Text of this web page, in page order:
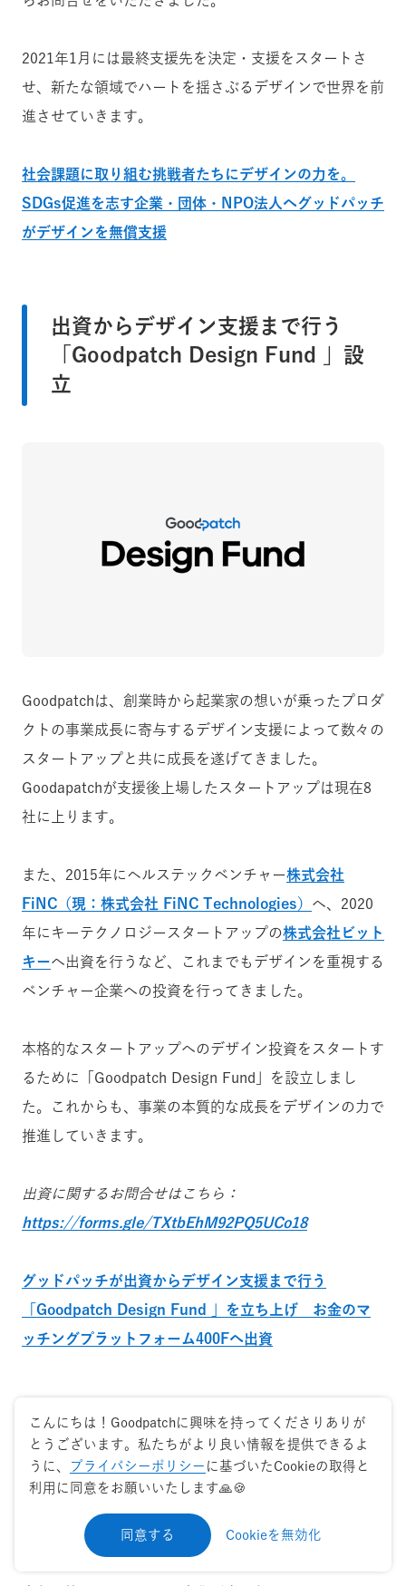
2021年1月には最終支援先を決定・支援をスタートさ
せ、新たな領域でハートを揺さぶるデザインで世界を前
進させていきます。
社会課題に取り組む挑戦者たちにデザインの力を。
SDGs促進を志す企業・団体・NPO法人へグッドパッチ
がデザインを無償支援
出資からデザイン支援まで行う
「Goodpatch Design Fund 」設
立
Goodpatchは、創業時から起業家の想いが乗ったプロダ
クトの事業成長に寄与するデザイン支援によって数々の
スタートアップと共に成長を遂げてきました。
Goodapatchが支援後上場したスタートアップは現在8
社に上ります。
また、2015年にヘルステックベンチャー株式会社
FiNC（現：株式会社 FiNC Technologies） へ、2020
年にキーテクノロジースタートアップの株式会社ビット
キーへ出資を行うなど、これまでもデザインを重視する
ベンチャー企業への投資を行ってきました。
本格的なスタートアップへのデザイン投資をスタートす
るために「Goodpatch Design Fund」を設立しまし
た。これからも、事業の本質的な成長をデザインの力で
推進していきます。
出資に関するお問合せはこちら：
https://forms.gle/TXtbEhM92PQ5UCo18
グッドパッチが出資からデザイン支援まで行う
「Goodpatch Design Fund 」を立ち上げ お金のマ
ッチングプラットフォーム400Fへ出資
Happy Holidays!
こんにちは！Goodpatchに興味を持ってくださりありが
とうございます。私たちがより良い情報を提供できるよ
うに、
プライバシーポリシー に基づいたCookieの取得と
利用に同意をお願いいたします🙏🍪
同意する Cookieを無効化